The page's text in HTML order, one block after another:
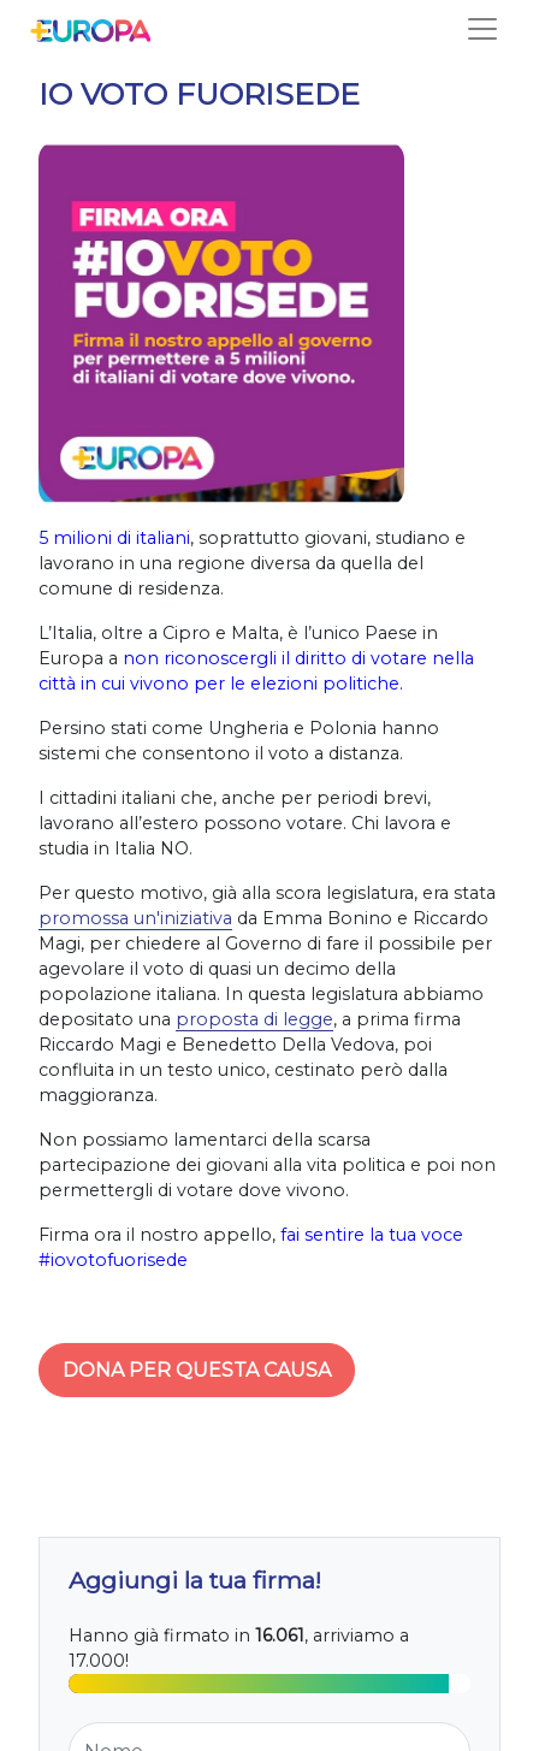
IO VOTO FUORISEDE
5 milioni di italiani, soprattutto giovani, studiano e
lavorano in una regione diversa da quella del
comune di residenza.
L’Italia, oltre a Cipro e Malta, è l’unico Paese in
Europa a non riconoscergli il diritto di votare nella
città in cui vivono per le elezioni politiche.
Persino stati come Ungheria e Polonia hanno
sistemi che consentono il voto a distanza.
I cittadini italiani che, anche per periodi brevi,
lavorano all’estero possono votare. Chi lavora e
studia in Italia NO.
Per questo motivo, già alla scora legislatura, era stata
promossa un'iniziativa da Emma Bonino e Riccardo
Magi, per chiedere al Governo di fare il possibile per
agevolare il voto di quasi un decimo della
popolazione italiana. In questa legislatura abbiamo
depositato una proposta di legge, a prima firma
Riccardo Magi e Benedetto Della Vedova, poi
confluita in un testo unico, cestinato però dalla
maggioranza.
Non possiamo lamentarci della scarsa
partecipazione dei giovani alla vita politica e poi non
permettergli di votare dove vivono.
Firma ora il nostro appello, fai sentire la tua voce
#iovotofuorisede
DONA PER QUESTA CAUSA
Aggiungi la tua firma!
Hanno già firmato in 16.061, arriviamo a
17.000!
Nome